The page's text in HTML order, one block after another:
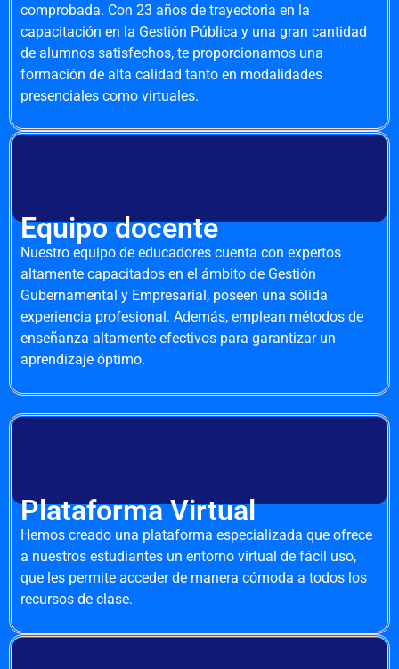
comprobada. Con 23 años de trayectoria en la
capacitación en la Gestión Pública y una gran cantidad
de alumnos satisfechos, te proporcionamos una
formación de alta calidad tanto en modalidades
presenciales como virtuales.
Equipo docente
Nuestro equipo de educadores cuenta con expertos
altamente capacitados en el ámbito de Gestión
Gubernamental y Empresarial, poseen una sólida
experiencia profesional. Además, emplean métodos de
enseñanza altamente efectivos para garantizar un
aprendizaje óptimo.
Plataforma Virtual
Hemos creado una plataforma especializada que ofrece
a nuestros estudiantes un entorno virtual de fácil uso,
que les permite acceder de manera cómoda a todos los
recursos de clase.